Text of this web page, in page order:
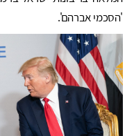
'הסכמי אברהם'.